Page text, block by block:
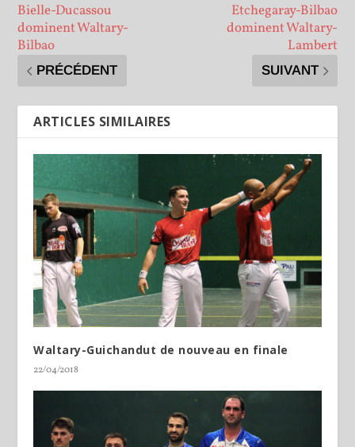
Bielle-Ducassou
dominent Waltary-
Bilbao
PRÉCÉDENT
Etchegaray-Bilbao
dominent Waltary-
Lambert
SUIVANT
ARTICLES SIMILAIRES
Waltary-Guichandut de nouveau en finale
22/04/2018